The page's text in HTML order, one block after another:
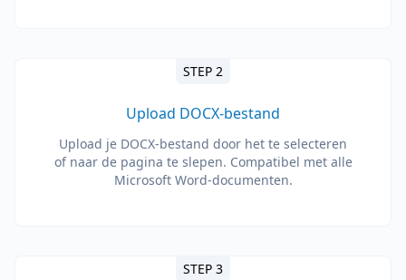
STEP 2
Upload DOCX-bestand
Upload je DOCX-bestand door het te selecteren
of naar de pagina te slepen. Compatibel met alle
Microsoft Word-documenten.
STEP 3